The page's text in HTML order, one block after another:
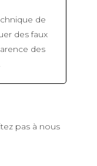
de
des faux
des
pas à nous